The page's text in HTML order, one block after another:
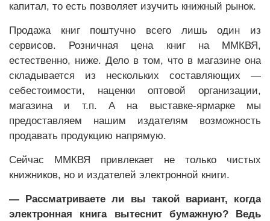
капитал, то есть позволяет изучить книжный рынок.
Продажа книг поштучно всего лишь один из
сервисов. Розничная цена книг на ММКВЯ,
естественно, ниже. Дело в том, что в магазине она
складывается из нескольких составляющих —
себестоимости, наценки оптовой организации,
магазина и т.п. А на выставке-ярмарке мы
предоставляем нашим издателям возможность
продавать продукцию напрямую.
Сейчас ММКВЯ привлекает не только чистых
книжников, но и издателей электронной книги.
— Рассматриваете ли вы такой вариант, когда
электронная книга вытеснит бумажную? Ведь